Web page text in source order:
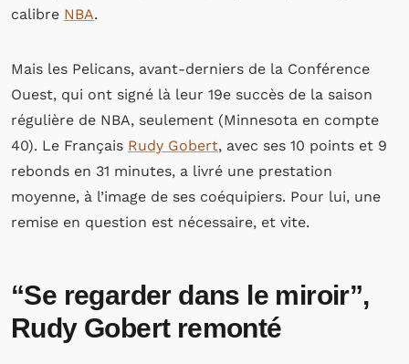
calibre NBA.
Mais les Pelicans, avant-derniers de la Conférence
Ouest, qui ont signé là leur 19e succès de la saison
régulière de NBA, seulement (Minnesota en compte
40). Le Français Rudy Gobert, avec ses 10 points et 9
rebonds en 31 minutes, a livré une prestation
moyenne, à l’image de ses coéquipiers. Pour lui, une
remise en question est nécessaire, et vite.
“Se regarder dans le miroir”,
Rudy Gobert remonté